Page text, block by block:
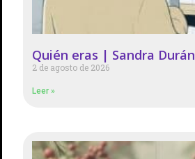
Quién eras | Sandra Durán
2 de agosto de 2026
Leer »